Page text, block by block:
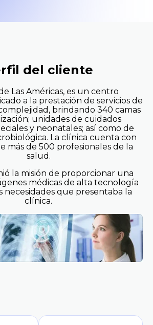
del cliente
Las Américas, es un centro
a la prestación de servicios de
brindando 340 camas
unidades de cuidados
y neonatales; así como de
La clínica cuenta con
más de 500 profesionales de la
salud.
la misión de proporcionar una
médicas de alta tecnología
necesidades que presentaba la
clínica.